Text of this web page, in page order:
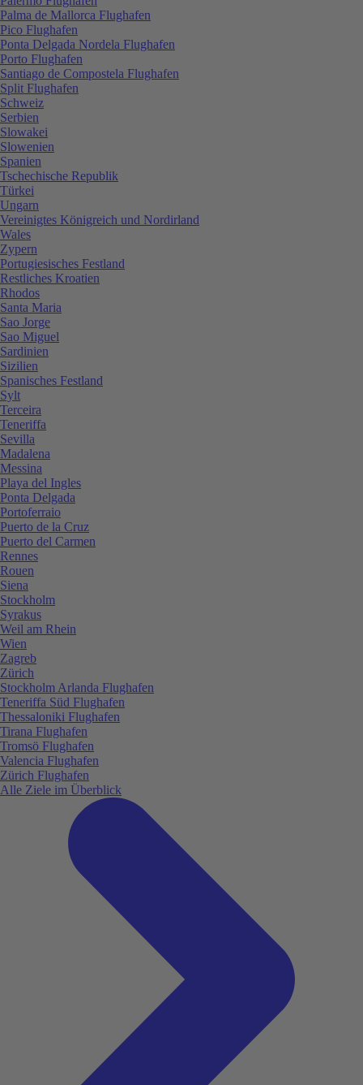
Palma de Mallorca Flughafen
Pico Flughafen
Ponta Delgada Nordela Flughafen
Porto Flughafen
Santiago de Compostela Flughafen
Split Flughafen
Schweiz
Serbien
Slowakei
Slowenien
Spanien
Tschechische Republik
Türkei
Ungarn
Vereinigtes Königreich und Nordirland
Wales
Zypern
Portugiesisches Festland
Restliches Kroatien
Rhodos
Santa Maria
Sao Jorge
Sao Miguel
Sardinien
Sizilien
Spanisches Festland
Sylt
Terceira
Teneriffa
Sevilla
Madalena
Messina
Playa del Ingles
Ponta Delgada
Portoferraio
Puerto de la Cruz
Puerto del Carmen
Rennes
Rouen
Siena
Stockholm
Syrakus
Weil am Rhein
Wien
Zagreb
Zürich
Stockholm Arlanda Flughafen
Teneriffa Süd Flughafen
Thessaloniki Flughafen
Tirana Flughafen
Tromsö Flughafen
Valencia Flughafen
Zürich Flughafen
Alle Ziele im Überblick